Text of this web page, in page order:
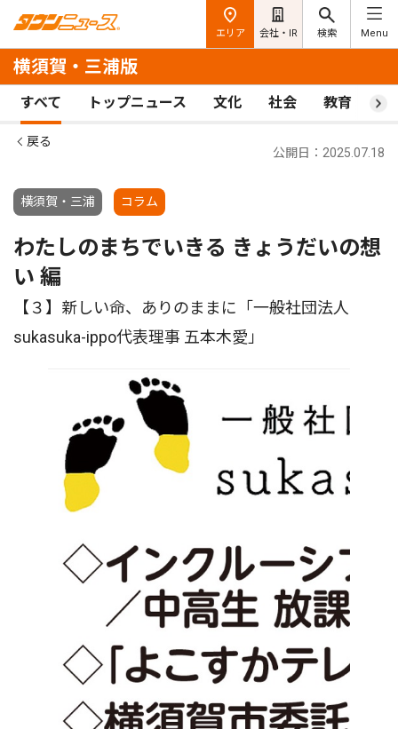
エリア 会社・IR 検索 Menu
横須賀・三浦版
すべて トップニュース 文化 社会 教育 ス
戻る
横須賀・三浦 コラム
公開日：2025.07.18
わたしのまちでいきる きょうだいの想
い 編
【３】新しい命、ありのままに「一般社団法人
sukasuka-ippo代表理事 五本木愛」